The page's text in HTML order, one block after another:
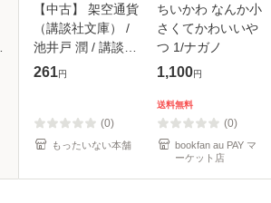
【中古】 架空通貨
（講談社文庫） /
池井戸 潤 / 講談社
[文庫]【メール便送
261円
(0)
もったいない本舗
ちいかわ なんか小
さくてかわいいや
つ 1/ナガノ
1,100円
送料無料
(0)
bookfan au PAY マ
ーケット店